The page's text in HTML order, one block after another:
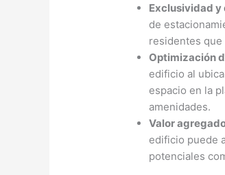
Exclusividad
de
residentes que
Optimización
edificio al
espacio en la
amenidades.
Valor
edificio puede
potenciales